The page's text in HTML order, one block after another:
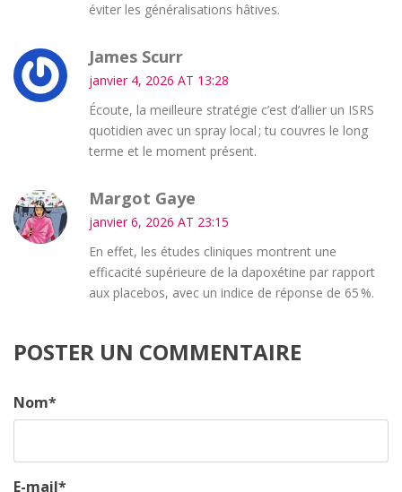
éviter les généralisations hâtives.
James Scurr
janvier 4, 2026 AT 13:28
Écoute, la meilleure stratégie c’est d’allier un ISRS
quotidien avec un spray local ; tu couvres le long
terme et le moment présent.
Margot Gaye
janvier 6, 2026 AT 23:15
En effet, les études cliniques montrent une
efficacité supérieure de la dapoxétine par rapport
aux placebos, avec un indice de réponse de 65 %.
POSTER UN COMMENTAIRE
Nom*
E-mail*